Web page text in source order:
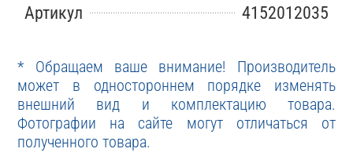
Артикул
4152012035
* Обращаем ваше внимание! Производитель
может в одностороннем порядке изменять
внешний вид и комплектацию товара.
Фотографии на сайте могут отличаться от
полученного товара.